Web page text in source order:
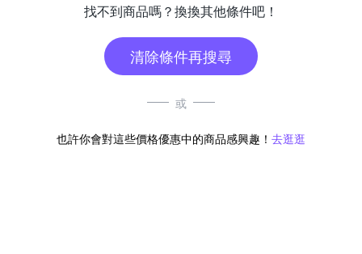
找不到商品嗎？換換其他條件吧！
清除條件再搜尋
或
也許你會對這些價格優惠中的商品感興趣！ 去逛逛